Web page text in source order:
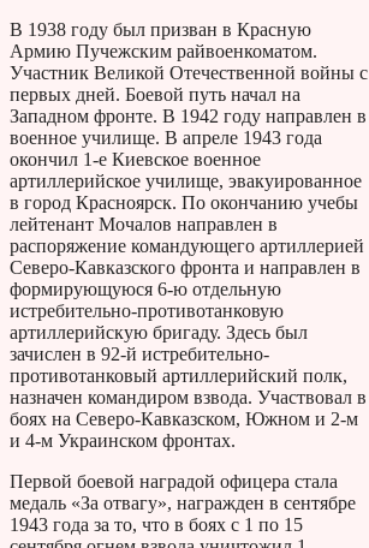
В 1938 году был призван в Красную
Армию Пучежским райвоенкоматом.
Участник Великой Отечественной войны с
первых дней. Боевой путь начал на
Западном фронте. В 1942 году направлен в
военное училище. В апреле 1943 года
окончил 1-е Киевское военное
артиллерийское училище, эвакуированное
в город Красноярск. По окончанию учебы
лейтенант Мочалов направлен в
распоряжение командующего артиллерией
Северо-Кавказского фронта и направлен в
формирующуюся 6-ю отдельную
истребительно-противотанковую
артиллерийскую бригаду. Здесь был
зачислен в 92-й истребительно-
противотанковый артиллерийский полк,
назначен командиром взвода. Участвовал в
боях на Северо-Кавказском, Южном и 2-м
и 4-м Украинском фронтах.
Первой боевой наградой офицера стала
медаль «За отвагу», награжден в сентябре
1943 года за то, что в боях с 1 по 15